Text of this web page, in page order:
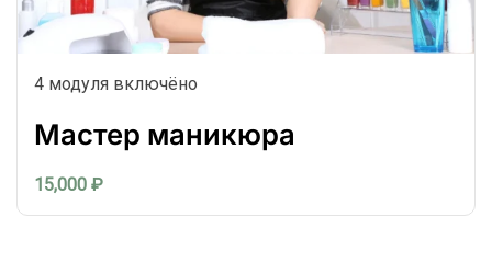
4 модуля включёно
Мастер маникюра
15,000 ₽